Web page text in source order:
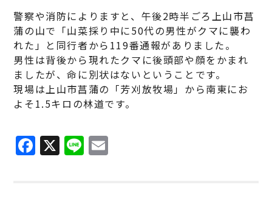
警察や消防によりますと、午後2時半ごろ上山市菖
蒲の山で「山菜採り中に50代の男性がクマに襲わ
れた」と同行者から119番通報がありました。
男性は背後から現れたクマに後頭部や顔をかまれ
ましたが、命に別状はないということです。
現場は上山市菖蒲の「芳刈放牧場」から南東にお
よそ1.5キロの林道です。
F
a
X Li
n